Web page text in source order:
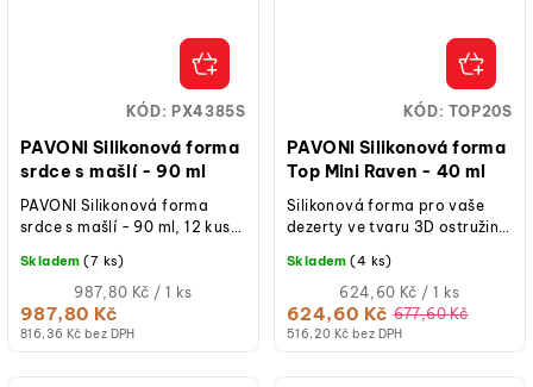
PAVONI Silikonová forma
srdce s mašlí - 90 ml
816,36 Kč bez DPH
987,80 Kč
Měrná
cena:
987,80 Kč / 1 ks
Skladem (7 ks)
PAVONI Silikonová forma
srdce s mašlí - 90 ml, 12 kusů
formičky 90 ml, rozměr 73 x
KÓD: PX4385S
PAVONI Silikonová forma
Top Mini Raven - 40 ml
516,20 Kč bez DPH
624,60 Kč 677,60 Kč
Měrná
cena:
624,60 Kč / 1 ks
Skladem (4 ks)
Silikonová forma pro vaše
dezerty ve tvaru 3D ostružin
a vášni Stefana Laghi a...
KÓD:TOP20S